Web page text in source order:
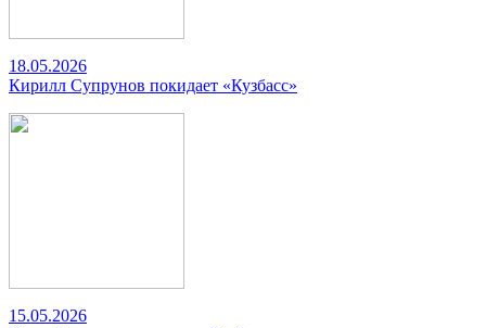
18.05.2026
Кирилл Супрунов покидает «Кузбасс»
15.05.2026